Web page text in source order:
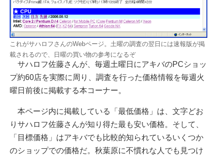
これがサハロフさんのWebページ。土曜の調査の翌日には速報版が掲
載されるので、日曜の買い物の参考になるぞ
サハロフ佐藤さんが、毎週土曜日にアキバのPCショッ
プ約60店を実際に周り、調査を行った価格情報を毎週火
曜日前後に掲載する本コーナー。
本ページ内に掲載している「最低価格」は、文字どお
りサハロフ佐藤さんが知り得た最も安い価格。そして、
「目標価格」はアキバでも比較的知られているいくつか
のショップでの価格だ。秋葉原に不慣れな人でも見つけ